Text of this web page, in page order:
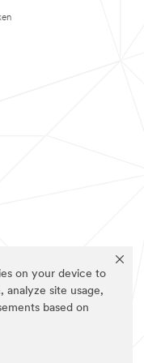
on your device to
analyze site usage,
based on